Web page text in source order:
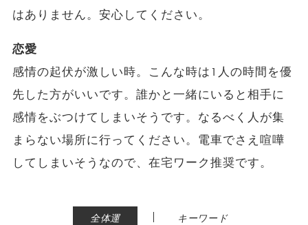
はありません。安心してください。
恋愛
感情の起伏が激しい時。こんな時は1人の時間を優
先した方がいいです。誰かと一緒にいると相手に
感情をぶつけてしまいそうです。なるべく人が集
まらない場所に行ってください。電車でさえ喧嘩
してしまいそうなので、在宅ワーク推奨です。
全体運 | キーワード